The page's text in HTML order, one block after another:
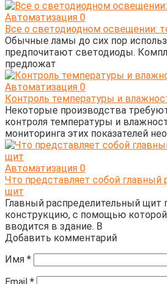
Автоматизация 0
Все о светодиодном освещении:
Обычные ламы до сих пор
предпочитают светодиоды.
предложат
Автоматизация 0
Контроль температуры и
Некоторые производства
контроля температуры и
мониторинга этих показателей
Автоматизация 0
Что представляет собой главный
щит
Главный распределительный щит
конструкцию, с помощью которой
вводится в здание. В
Добавить комментарий
Имя *